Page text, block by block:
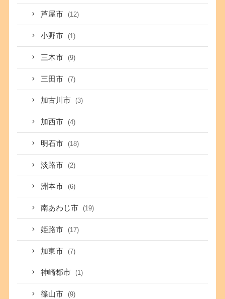
芦屋市 (12)
小野市 (1)
三木市 (9)
三田市 (7)
加古川市 (3)
加西市 (4)
明石市 (18)
淡路市 (2)
洲本市 (6)
南あわじ市 (19)
姫路市 (17)
加東市 (7)
神崎郡市 (1)
篠山市 (9)